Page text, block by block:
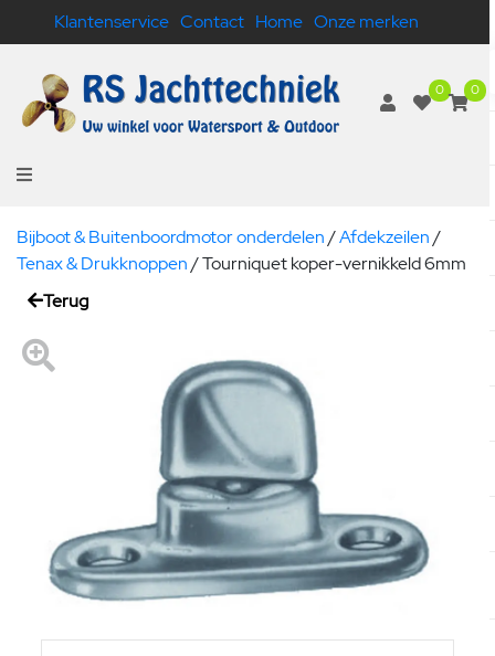
Klantenservice Contact Home Onze merken
0 0
Bijboot & Buitenboordmotor onderdelen/Afdekzeilen/
Tenax & Drukknoppen/Tourniquet koper-vernikkeld 6mm
Terug